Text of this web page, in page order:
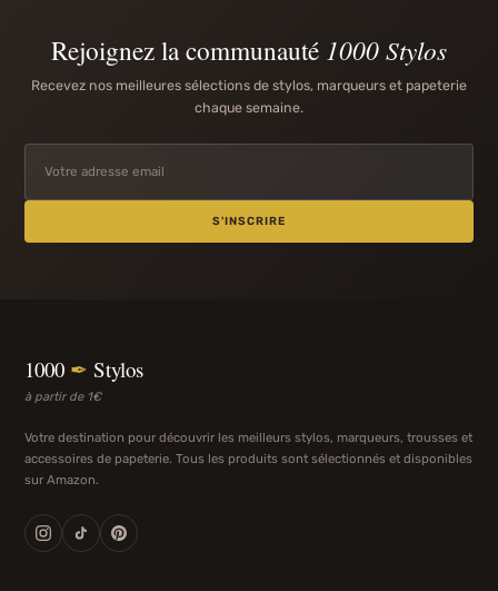
Rejoignez la communauté 1000 Stylos
Recevez nos meilleures sélections de stylos, marqueurs et papeterie
chaque semaine.
S'INSCRIRE
1000 ✒ Stylos
à partir de 1€
Votre destination pour découvrir les meilleurs stylos, marqueurs, trousses et
accessoires de papeterie. Tous les produits sont sélectionnés et disponibles
sur Amazon.